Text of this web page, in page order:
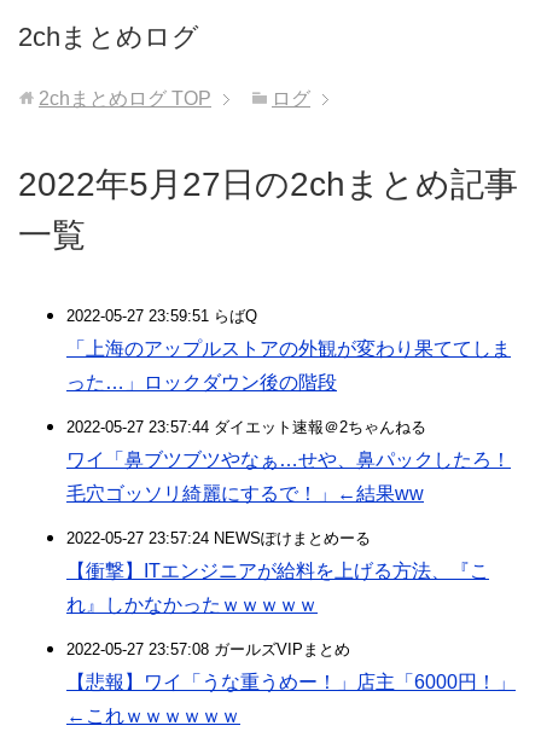
2chまとめログ
2chまとめログ TOP ログ
2022年5月27日の2chまとめ記事
一覧
2022-05-27 23:59:51 らばQ
「上海のアップルストアの外観が変わり果ててしま
った…」ロックダウン後の階段
2022-05-27 23:57:44 ダイエット速報＠2ちゃんねる
ワイ「鼻ブツブツやなぁ…せや、鼻パックしたろ！
毛穴ゴッソリ綺麗にするで！」←結果ww
2022-05-27 23:57:24 NEWSぽけまとめーる
【衝撃】ITエンジニアが給料を上げる方法、『こ
れ』しかなかったｗｗｗｗｗ
2022-05-27 23:57:08 ガールズVIPまとめ
【悲報】ワイ「うな重うめー！」店主「6000円！」
←これｗｗｗｗｗｗ